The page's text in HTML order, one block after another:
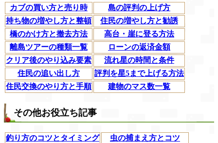
カブの買い方と売り時
島の評判の上げ方
持ち物の増やし方と整頓
住民の増やし方と勧誘
橋のかけ方と撤去方法
高台・崖に登る方法
離島ツアーの種類一覧
ローンの返済金額
クリア後のやり込み要素
流れ星の時間と条件
住民の追い出し方
評判を星5まで上げる方法
住民交換のやり方と手順
建物のマス数一覧
その他お役立ち記事
釣り方のコツとタイミング
虫の捕まえ方とコツ